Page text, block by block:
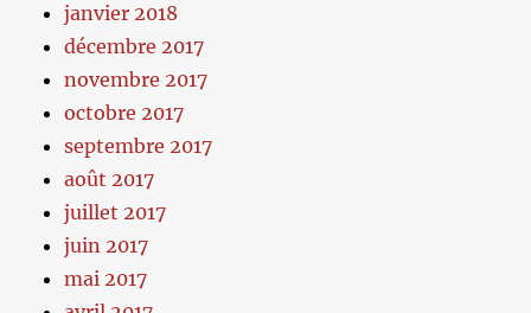
janvier 2018
décembre 2017
novembre 2017
octobre 2017
septembre 2017
août 2017
juillet 2017
juin 2017
mai 2017